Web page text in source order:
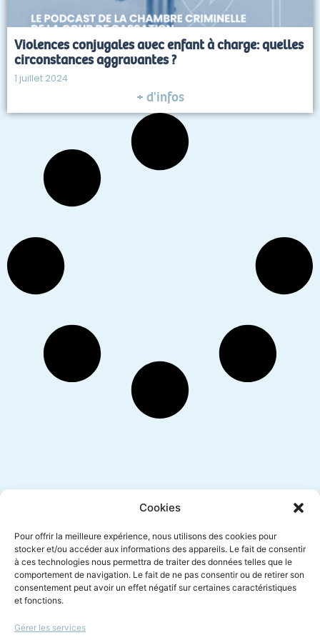
Cookies
Pour offrir la meilleure expérience, nous utilisons des cookies pour
stocker et/ou accéder aux informations des appareils. Le fait de consentir
à ces technologies nous permettra de traiter des données telles que le
comportement de navigation. Le fait de ne pas consentir ou de retirer son
consentement peut avoir un effet négatif sur certaines caractéristiques
et fonctions.
Gérer les services
Violences conjugales avec enfant à charge: quelles
circonstances aggravantes ?
1 juillet 2024
+ d'infos
Inscription newsletter
Envoyer